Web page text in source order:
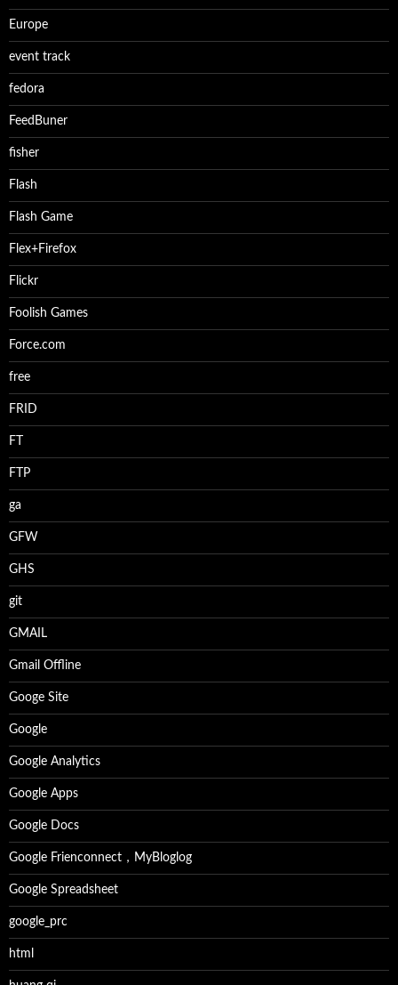
Europe
event track
fedora
FeedBuner
fisher
Flash
Flash Game
Flex+Firefox
Flickr
Foolish Games
Force.com
free
FRID
FT
FTP
ga
GFW
GHS
git
GMAIL
Gmail Offline
Googe Site
Google
Google Analytics
Google Apps
Google Docs
Google Frienconnect，MyBloglog
Google Spreadsheet
google_prc
html